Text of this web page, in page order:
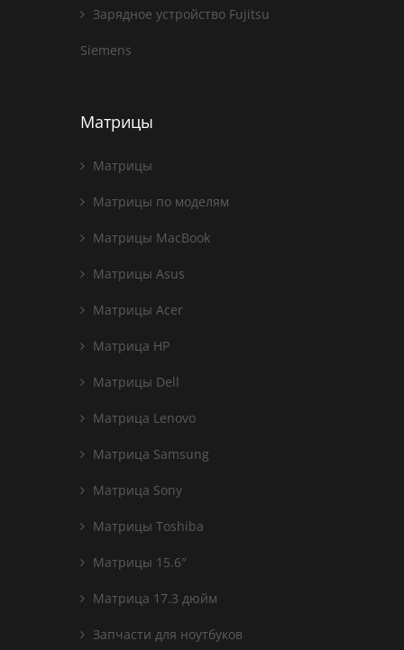
Зарядное устройство Fujitsu
Siemens
Матрицы
Матрицы
Матрицы по моделям
Матрицы MacBook
Матрицы Asus
Матрицы Acer
Матрица HP
Матрицы Dell
Матрица Lenovo
Матрица Samsung
Матрица Sony
Матрицы Toshiba
Матрицы 15.6″
Матрица 17.3 дюйм
Запчасти для ноутбуков